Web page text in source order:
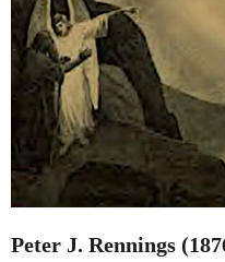
Peter J. Rennings